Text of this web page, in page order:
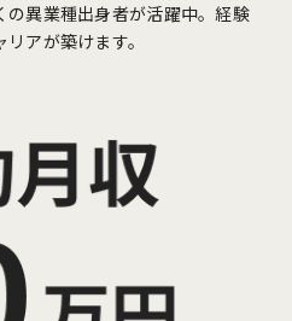
異業種出身者が活躍中。経験
アが築けます。